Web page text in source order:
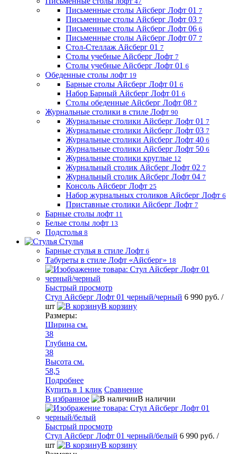
Письменные столы Айсберг Лофт 01 7
Письменные столы Айсберг Лофт 03 7
Письменные столы Айсберг Лофт 06 6
Письменные столы Айсберг Лофт 07 7
Стол-Стеллаж Айсберг 01 7
Столы учебные Айсберг Лофт 7
Столы учебные Айсберг Лофт 01 6
Обеденные столы лофт 19
Барные столы Айсберг Лофт 01 6
Набор Барный Айсберг Лофт 01 6
Столы обеденные Айсберг Лофт 08 7
Журнальные столики в стиле Лофт 90
Журнальные столики Айсберг Лофт 01 7
Журнальные столики Айсберг Лофт 03 7
Журнальные столики Айсберг Лофт 40 6
Журнальные столики Айсберг Лофт 50 6
Журнальные столики круглые 12
Журнальный столик Айсберг Лофт 02 7
Журнальный столик Айсберг Лофт 04 7
Консоль Айсберг Лофт 25
Набор журнальных столиков Айсберг Лофт 6
Приставные столики Айсберг Лофт 7
Барные столы лофт 11
Белые столы лофт 13
Подстолья 8
Стулья
Барные стулья в стиле Лофт 6
Табуреты в стиле Лофт «Айсберг» 18
Быстрый просмотр
Стул Айсберг Лофт 01 черный/черный 6 990 руб. /
шт
В корзину
Размеры:
Ширина см.
38
Глубина см.
38
Высота см.
58,5
Подробнее
Купить в 1 клик Сравнение
В избранное
В наличии
Быстрый просмотр
Стул Айсберг Лофт 01 черный/белый 6 990 руб. /
шт
В корзину